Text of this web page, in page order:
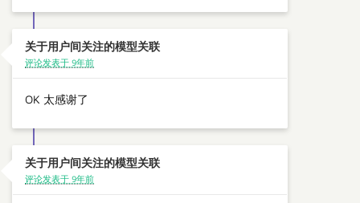
关于用户间关注的模型关联
评论发表于 9年前
OK 太感谢了
关于用户间关注的模型关联
评论发表于 9年前